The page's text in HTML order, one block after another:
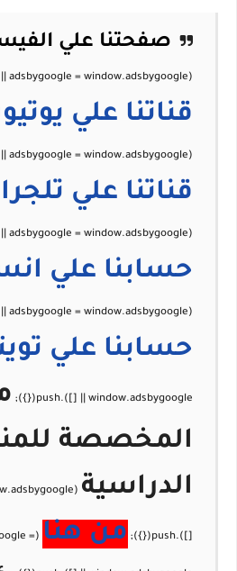
صفحتنا علي
قناتنا علي
قناتنا علي
حسابنا علي
حسابنا علي
المخصصة
الدراسية
من هنا